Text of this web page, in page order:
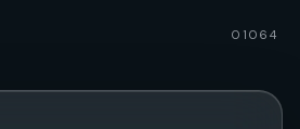
01064